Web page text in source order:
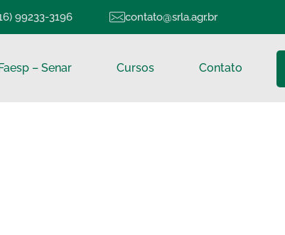
99233-3196 contato@srla.agr.br
– Senar Cursos Contato